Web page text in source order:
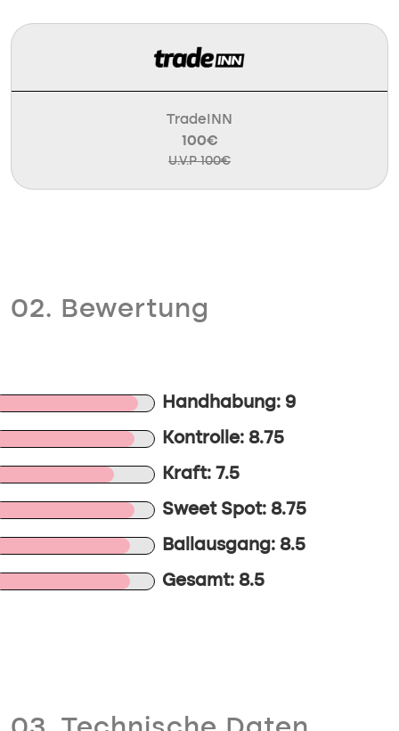
TradeINN
100€
U.V.P 100€
02. Bewertung
Handhabung: 9
Kontrolle: 8.75
Kraft: 7.5
Sweet Spot: 8.75
Ballausgang: 8.5
Gesamt: 8.5